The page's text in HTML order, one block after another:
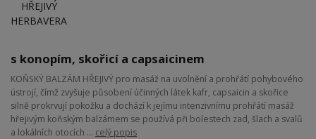
s konopím, skořicí a capsaicinem
KOŇSKÝ BALZÁM HŘEJIVÝ pro masáž na uvolnění a prohřátí pohybového
ústrojí, čímž zvyšuje působení účinných látek kafr, capsaicin a skořice
silně prokrvují pokožku a dochází k jejímu intenzivnímu prohřátí masáž
hřejivým koňským balzámem se používá při bolestech zad, šlach a svalů
a lokálních otocích ... celý popis